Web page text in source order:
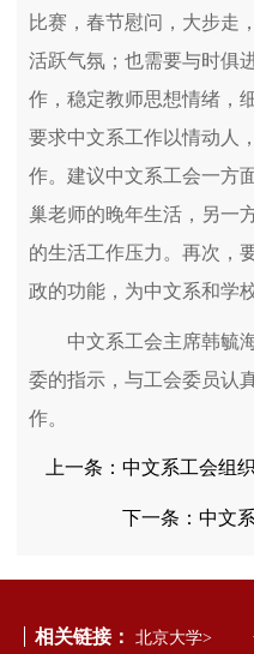
比赛，春节慰问，大步走
活跃气氛；也需要与时俱
作，稳定教师思想情绪，
要求中文系工作以情动人
作。建议中文系工会一方
巢老师的晚年生活，另一
的生活工作压力。再次，
政的功能，为中文系和学
中文系工会主席韩毓
委的指示，与工会委员认
作。
上一条： 中文系工会组
下一条： 中文
相关链接： 北京大学>